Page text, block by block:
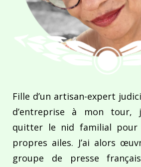
Fille d’un artisan-expert
d’entreprise à mon tour,
quitter le nid familial pour
propres ailes. J’ai alors
groupe de presse